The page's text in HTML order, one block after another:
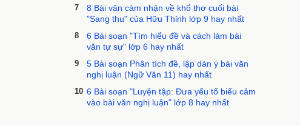
7
8 Bài văn cảm nhận về khổ thơ cuối bài
"Sang thu" của Hữu Thỉnh lớp 9 hay nhất
8
6 Bài soạn "Tìm hiểu đề và cách làm bài
văn tự sự" lớp 6 hay nhất
9
5 Bài soạn Phân tích đề, lập dàn ý bài văn
nghị luận (Ngữ Văn 11) hay nhất
10 6 Bài soạn "Luyện tập: Đưa yếu tố biểu cảm
vào bài văn nghị luận" lớp 8 hay nhất